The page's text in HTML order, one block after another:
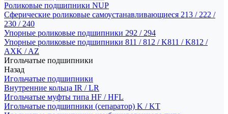
Роликовые подшипники NUP
Сферические роликовые самоустанавливающиеся 213 / 222 /
230 / 240
Упорные роликовые подшипники 292 / 294
Упорные роликовые подшипники 811 / 812 / K811 / K812 /
AXK / AZ
Игольчатые подшипники
Назад
Игольчатые подшипники
Внутренние кольца IR / LR
Игольчатые муфты типа HF / HFL
Игольчатые подшипники (сепаратор) K / KT